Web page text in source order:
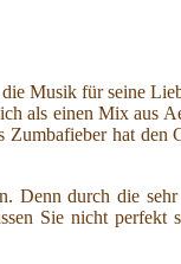
Musik für seine
als einen Mix aus
hat
Denn durch die
Sie nicht perfekt